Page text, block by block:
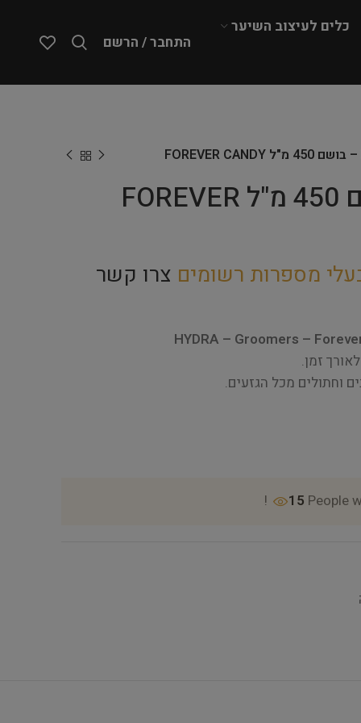
כלים לעיצוב השיער
התחבר / הרשם
HYDRA – בושם 450 מ"ל FOREVER
מספרות רשומים צרו קשר
HYDRA – Groomers –
זמן.
וחתולים מכל הגזעים.
15 People